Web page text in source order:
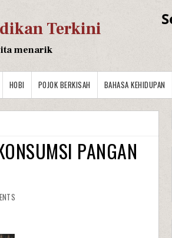
Terkini
menarik
HOBI POJOK BERKISAH BAHASA KEHIDUPAN
PANGAN